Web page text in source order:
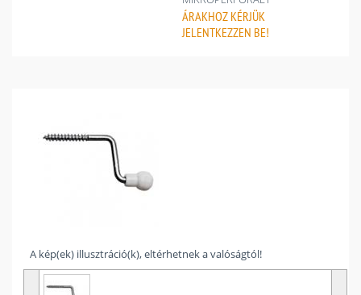
ÁRAKHOZ KÉRJÜK
JELENTKEZZEN BE!
A kép(ek) illusztráció(k), eltérhetnek a valóságtól!